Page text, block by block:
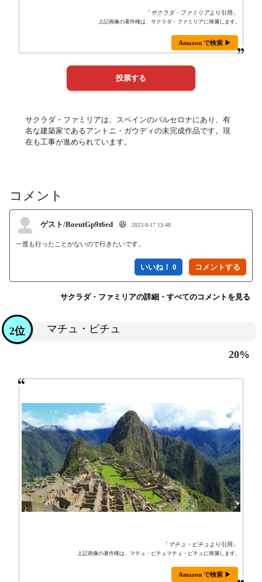
「サクラダ・ファミリアより引用」
上記画像の著作権は、サクラダ・ファミリアに帰属します。
Amazon で検索 ▶
サクラダ・ファミリアは、スペインのバルセロナにあり、有
名な建築家であるアントニ・ガウディの未完成作品です。現
在も工事が進められています。
コメント
ゲスト/BoeutGp9t6ed 😆 2023-9-17 13:48
一度も行ったことがないので行きたいです。
いいね！ 0
サクラダ・ファミリアの詳細・すべてのコメントを見る
マチュ・ピチュ
2位
20%
「 マチュ・ピチュ より引用」
上記画像の著作権は、マチュ・ピチュマチュ・ピチュに帰属します。
Amazon で検索 ▶